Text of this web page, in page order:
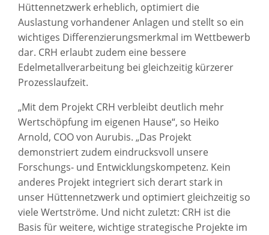
Hüttennetzwerk erheblich, optimiert die
Auslastung vorhandener Anlagen und stellt so ein
wichtiges Differenzierungsmerkmal im Wettbewerb
dar. CRH erlaubt zudem eine bessere
Edelmetallverarbeitung bei gleichzeitig kürzerer
Prozesslaufzeit.
„Mit dem Projekt CRH verbleibt deutlich mehr
Wertschöpfung im eigenen Hause“, so Heiko
Arnold, COO von Aurubis. „Das Projekt
demonstriert zudem eindrucksvoll unsere
Forschungs- und Entwicklungskompetenz. Kein
anderes Projekt integriert sich derart stark in
unser Hüttennetzwerk und optimiert gleichzeitig so
viele Wertströme. Und nicht zuletzt: CRH ist die
Basis für weitere, wichtige strategische Projekte im